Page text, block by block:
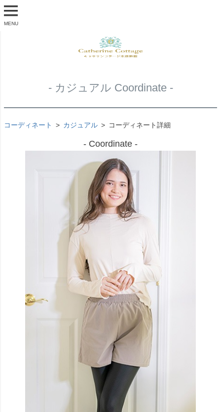
MENU
- カジュアル Coordinate -
コーディネート カジュアル コーディネート詳細
- Coordinate -